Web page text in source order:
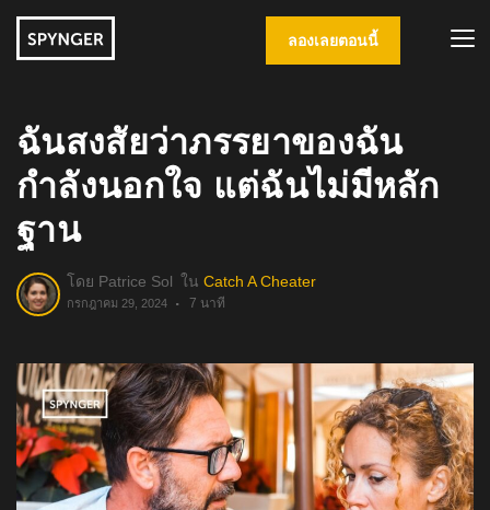
ลองเลยตอนนี้
ฉันสงสัยว่าภรรยาของฉัน
กำลังนอกใจ แต่ฉันไม่มีหลัก
ฐาน
โดย Patrice Sol ใน Catch A Cheater
กรกฎาคม 29, 2024 7 นาที